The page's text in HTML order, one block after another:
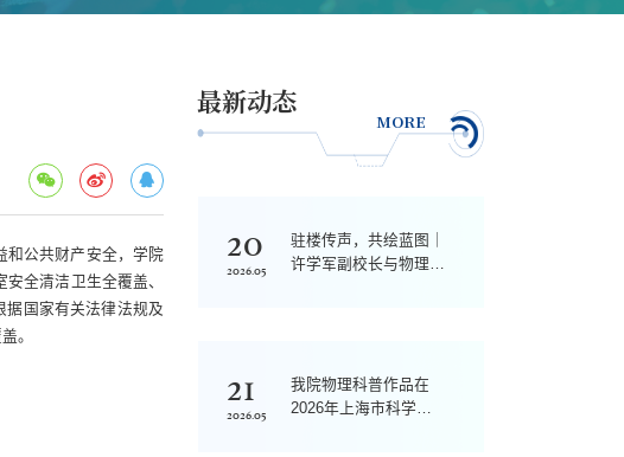
和公共财产安全，学院
全清洁卫生全覆盖、
据国家有关法律法规及
。
最新动态
MORE
20
2026.05
驻楼传声，共绘蓝图｜
许学军副校长与物理学
21
2026.05
我院物理科普作品在
2026年上海市科学实